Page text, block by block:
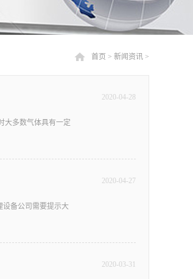
首页 > 新闻资讯 >
大多数气体具有一定
附法化工废气处理
有机物或溶剂可回
处置能够采用光催
厂的含甲醛尾气，
2020 - 04-28
设备公司需要提示大
有机废气处理设备选
2020 - 04-27
2020 - 03-31